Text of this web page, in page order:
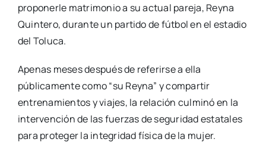
proponerle matrimonio a su actual pareja, Reyna
Quintero,durante un partido de fútbol en el estadio
del Toluca.
Apenas meses después de referirse a ella
públicamente como “su Reyna” y compartir
entrenamientos y viajes, la relación culminó en la
intervención de las fuerzas de seguridad estatales
para proteger la integridad física de la mujer.